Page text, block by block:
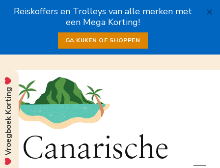
Reiskoffers en Trolleys van alle merken met
een Mega Korting!
GA KIJKEN OF SHOPPEN
Canarische
Vroegboek Korting